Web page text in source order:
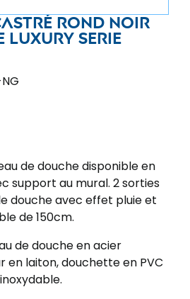
rond noir
luxury Serie
de douche disponible en
support au mural. 2 sorties
douche avec effet pluie et
de 150cm.
de douche en acier
en laiton, douchette en PVC